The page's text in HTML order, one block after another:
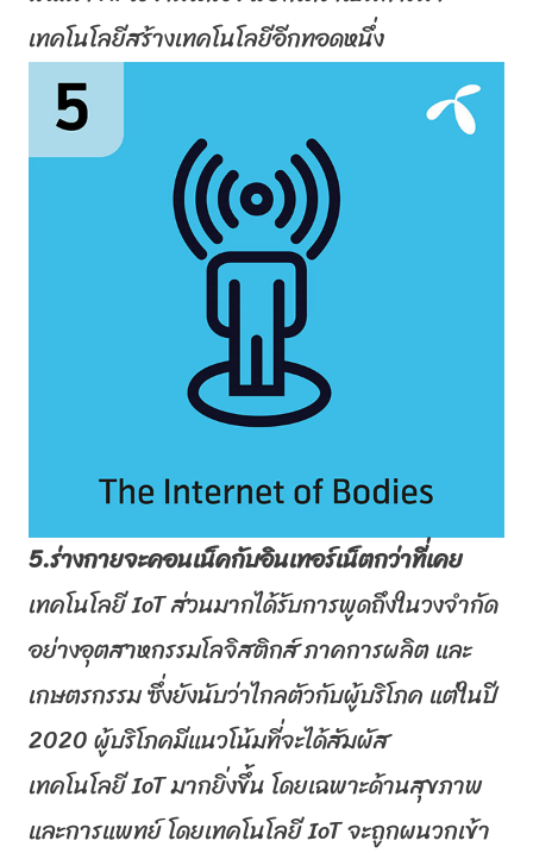
เทคโนโลยีสร้างเทคโนโลยีอีกทอดหนึ่ง
5.ร่างกายจะคอนเน็คกับอินเทอร์เน็ตกว่าที่เคย
เทคโนโลยีIoTส่วนมากได้รับการพูดถึงในวงจำกัด
อย่างอุตสาหกรรมโลจิสติกส์ ภาคการผลิต และ
เกษตรกรรม ซึ่งยังนับว่าไกลตัวกับผู้บริโภค แต่ในปี
2020 ผู้บริโภคมีแนวโน้มที่จะได้สัมผัส
เทคโนโลยีIoTมากยิ่งขึ้น โดยเฉพาะด้านสุขภาพ
และการแพทย์ โดยเทคโนโลยีIoTจะถูกผนวกเข้า